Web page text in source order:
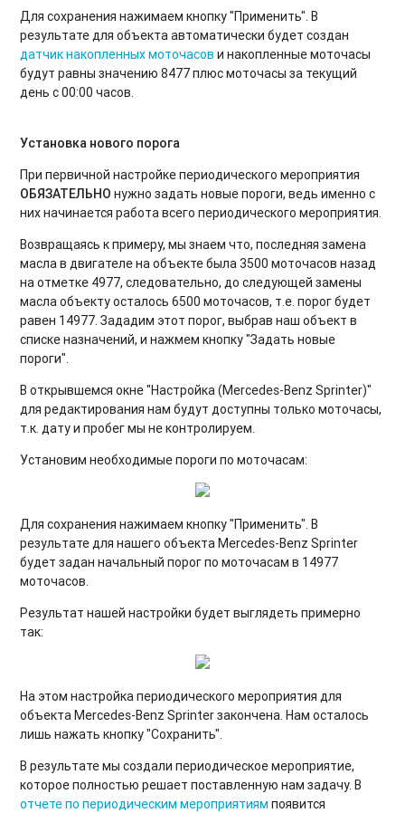
Для сохранения нажимаем кнопку "Применить". В
результате для объекта автоматически будет создан
датчик накопленных моточасов и накопленные моточасы
будут равны значению 8477 плюс моточасы за текущий
день с 00:00 часов.
Установка нового порога
При первичной настройке периодического мероприятия
ОБЯЗАТЕЛЬНО нужно задать новые пороги, ведь именно с
них начинается работа всего периодического мероприятия.
Возвращаясь к примеру, мы знаем что, последняя замена
масла в двигателе на объекте была 3500 моточасов назад
на отметке 4977, следовательно, до следующей замены
масла объекту осталось 6500 моточасов, т.е. порог будет
равен 14977. Зададим этот порог, выбрав наш объект в
списке назначений, и нажмем кнопку "Задать новые
пороги".
В открывшемся окне "Настройка (Mercedes-Benz Sprinter)"
для редактирования нам будут доступны только моточасы,
т.к. дату и пробег мы не контролируем.
Установим необходимые пороги по моточасам:
Для сохранения нажимаем кнопку "Применить". В
результате для нашего объекта Mercedes-Benz Sprinter
будет задан начальный порог по моточасам в 14977
моточасов.
Результат нашей настройки будет выглядеть примерно
так:
На этом настройка периодического мероприятия для
объекта Mercedes-Benz Sprinter закончена. Нам осталось
лишь нажать кнопку "Сохранить".
В результате мы создали периодическое мероприятие,
которое полностью решает поставленную нам задачу. В
отчете по периодическим мероприятиям появится